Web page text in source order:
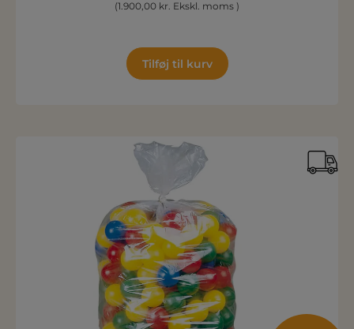
(1.900,00 kr. Ekskl. moms )
Tilføj til kurv